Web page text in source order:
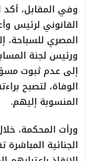
وفي المقابل،
القانوني لرئيس
المصري للسباحة،
ورئيس لجنة
إلى عدم ثبوت
الوفاة، لتصبح
المنسوبة إليهم.
ورأت المحكمة،
الجنائية